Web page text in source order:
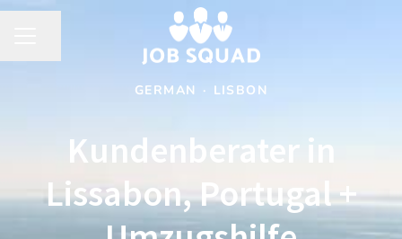
GERMAN · LISBON
Kundenberater in
Lissabon, Portugal +